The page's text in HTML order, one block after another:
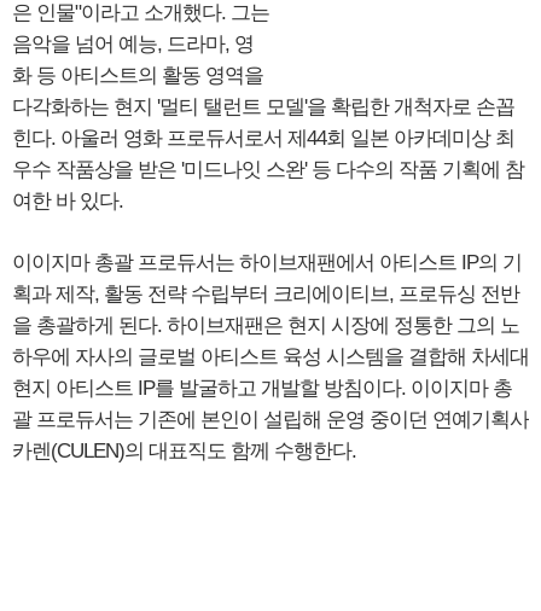
은 인물"이라고 소개했다. 그는
음악을 넘어 예능, 드라마, 영
화 등 아티스트의 활동 영역을
다각화하는 현지 '멀티 탤런트 모델'을 확립한 개척자로 손꼽
힌다. 아울러 영화 프로듀서로서 제44회 일본 아카데미상 최
우수 작품상을 받은 '미드나잇 스완' 등 다수의 작품 기획에 참
여한 바 있다.
이이지마 총괄 프로듀서는 하이브재팬에서 아티스트 IP의 기
획과 제작, 활동 전략 수립부터 크리에이티브, 프로듀싱 전반
을 총괄하게 된다. 하이브재팬은 현지 시장에 정통한 그의 노
하우에 자사의 글로벌 아티스트 육성 시스템을 결합해 차세대
현지 아티스트 IP를 발굴하고 개발할 방침이다. 이이지마 총
괄 프로듀서는 기존에 본인이 설립해 운영 중이던 연예기획사
카렌(CULEN)의 대표직도 함께 수행한다.